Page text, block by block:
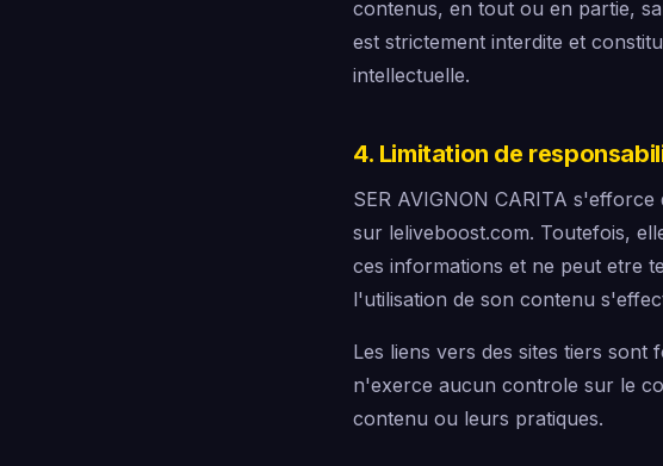
contenus, en tout ou en partie,
est strictement interdite et
intellectuelle.
4. Limitation de
SER AVIGNON CARITA
sur leliveboost.com. Toutefois,
ces informations et ne peut etre
l'utilisation de son contenu
Les liens vers des sites tiers sont
n'exerce aucun controle sur le
contenu ou leurs pratiques.